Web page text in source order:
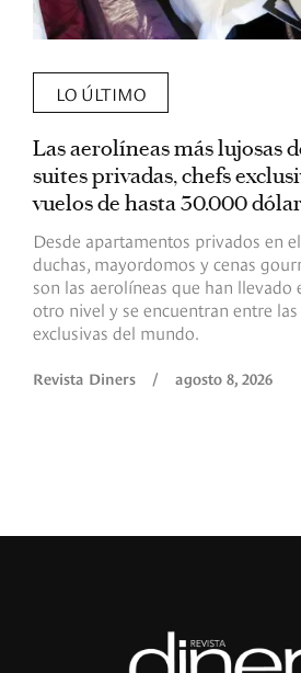
LO ÚLTIMO
Las aerolíneas más lujosas
suites privadas, chefs
vuelos de hasta 30.000
Desde apartamentos privados en
duchas, mayordomos y cenas
son las aerolíneas que han llevado
otro nivel y se encuentran entre las
exclusivas del mundo.
Revista Diners / agosto 8, 2026